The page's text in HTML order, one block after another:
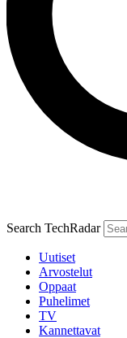
Search TechRadar
Uutiset
Arvostelut
Oppaat
Puhelimet
TV
Kannettavat